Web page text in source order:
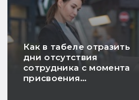
Как в табеле отразить
дни отсутствия
сотрудника с момента
присвоения